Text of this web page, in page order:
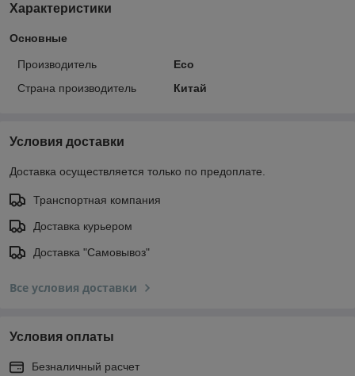
Характеристики
Основные
Производитель
Eco
Страна производитель
Китай
Условия доставки
Доставка осуществляется только по предоплате.
Транспортная компания
Доставка курьером
Доставка "Самовывоз"
Все условия доставки
Условия оплаты
Безналичный расчет